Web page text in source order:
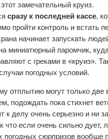
замечательный круиз.
сразу к последней кассе,
пройти контроль и встать
начинает запускать
миниатюрный паромчик,
с греками в «круиз».
погодных условий.
отплытию могут только
подождать пока стихнет
к делу очень серьезно и ни
что если очень сильно
погодных сюрпризов